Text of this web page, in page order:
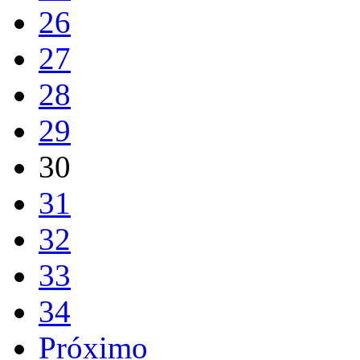
26
27
28
29
30
31
32
33
34
Próximo